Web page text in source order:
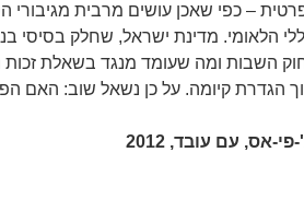
– כפי שאכן עושים מרבית מגיבורי
הלאומי. מדינת ישראל, שחלק בסיסי
השבות ומה שעומד מנגד בשאלת
הגדרת קיומה. על כן נשאל שוב: האם
אס, עם עובד, 2012